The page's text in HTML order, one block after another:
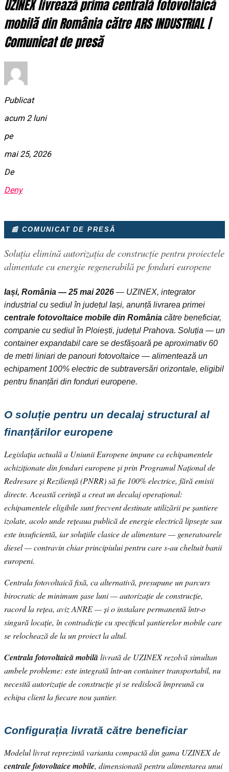
UZINEX livrează prima centrală fotovoltaică
mobilă din România către ARS INDUSTRIAL |
Comunicat de presă
Publicat
acum 2 luni
pe
mai 25, 2026
De
Deny
📰 COMUNICAT DE PRESĂ
Soluția elimină autorizația de construcție pentru proiectele
alimentate cu energie regenerabilă pe fonduri europene
Iași, România — 25 mai 2026 — UZINEX, integrator
industrial cu sediul în județul Iași, anunță livrarea primei
centrale fotovoltaice mobile din România către beneficiar,
companie cu sediul în Ploiești, județul Prahova. Soluția — un
container expandabil care se desfășoară pe aproximativ 60
de metri liniari de panouri fotovoltaice — alimentează un
echipament 100% electric de subtraversări orizontale, eligibil
pentru finanțări din fonduri europene.
O soluție pentru un decalaj structural al
finanțărilor europene
Legislația actuală a Uniunii Europene impune ca echipamentele
achiziționate din fonduri europene și prin Programul Național de
Redresare și Reziliență (PNRR) să fie 100% electrice, fără emisii
directe. Această cerință a creat un decalaj operațional:
echipamentele eligibile sunt frecvent destinate utilizării pe șantiere
izolate, acolo unde rețeaua publică de energie electrică lipsește sau
este insuficientă, iar soluțiile clasice de alimentare — generatoarele
diesel — contravin chiar principiului pentru care s-au cheltuit banii
europeni.
Centrala fotovoltaică fixă, ca alternativă, presupune un parcurs
birocratic de minimum șase luni — autorizație de construcție,
racord la rețea, aviz ANRE — și o instalare permanentă într-o
singură locație, în contradicție cu specificul șantierelor mobile care
se relochează de la un proiect la altul.
Centrala fotovoltaică mobilălivrată de UZINEX rezolvă simultan
ambele probleme: este integrată într-un container transportabil, nu
necesită autorizație de construcție și se redislocă împreună cu
echipa client la fiecare nou șantier.
Configurația livrată către beneficiar
Modelul livrat reprezintă varianta compactă din gama UZINEX de
centrale fotovoltaice mobile, dimensionată pentru alimentarea unui